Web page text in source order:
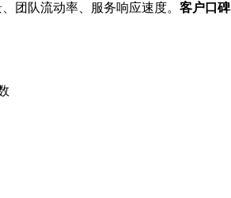
团队流动率、服务响应速度。 客户口碑